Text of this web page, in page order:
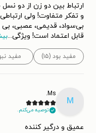
ارتباط بین دو زن از دو
و تفکر متفاوت! ولی
بی‌سواد، قدیمی، عصبی،
قابل اعتماد است! ویژگی...
مفید بود (۱۵) مفید
M
Ms.
توصیه می‌کنم.
عمیق و درگیر کننده